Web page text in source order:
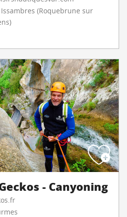
Issambres (Roquebrune sur
- Canyoning